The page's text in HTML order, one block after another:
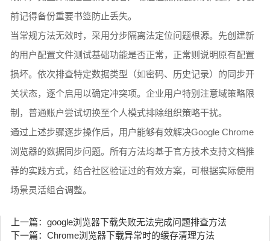
前记得备份重要书签防止丢失。
当常规方法无效时，采用分步隔离法定位问题根源。先创建新
的用户配置文件测试基础功能是否正常，正常则说明原有配置
损坏。依次排查特定数据类型（如密码、历史记录）的同步开
关状态，逐个启用以确定冲突项。企业用户特别注意域策略限
制，普通账户尝试切换至个人模式排除组织策略干扰。
通过上述步骤逐步操作后，用户能够有效解决Google Chrome
浏览器的数据同步问题。所有方法均基于官方技术支持文档推
荐的实践方式，结合社区验证过的有效方案，可根据实际使用
场景灵活组合调整。
上一篇：google浏览器下载失败无法完成问题排查方法
下一篇：Chrome浏览器下载异常时的缓存清理方法